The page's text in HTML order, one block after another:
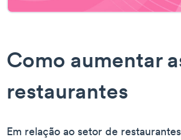
Como aumentar
restaurantes
Em relação ao setor de